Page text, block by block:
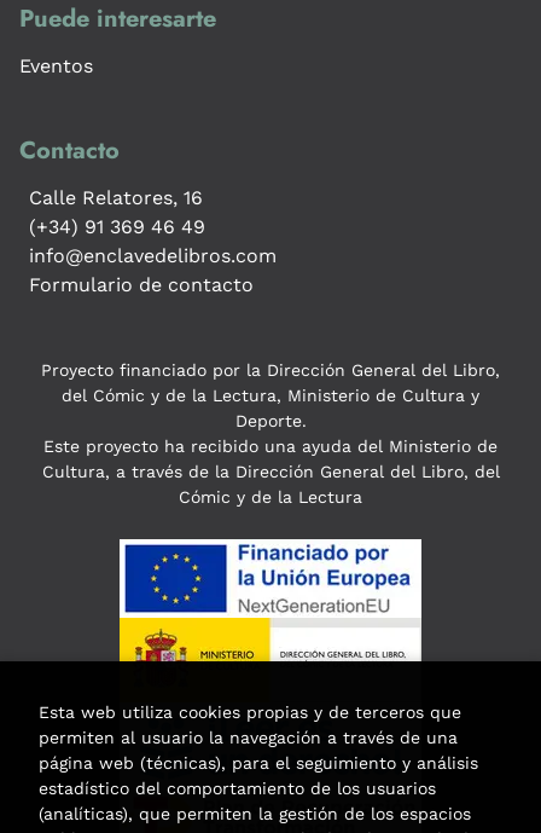
Puede interesarte
Eventos
Contacto
Calle Relatores, 16
(+34) 91 369 46 49
info@enclavedelibros.com
Formulario de contacto
Proyecto financiado por la Dirección General del Libro,
del Cómic y de la Lectura, Ministerio de Cultura y
Deporte.
Este proyecto ha recibido una ayuda del Ministerio de
Cultura, a través de la Dirección General del Libro, del
Cómic y de la Lectura
Esta web utiliza cookies propias y de terceros que
permiten al usuario la navegación a través de una
página web (técnicas), para el seguimiento y análisis
estadístico del comportamiento de los usuarios
(analíticas), que permiten la gestión de los espacios